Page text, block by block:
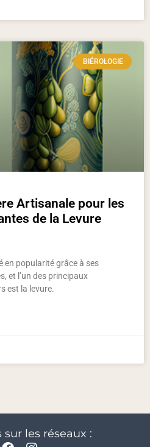
BIÉROLOGIE
Artisanale pour les
de la Levure
en popularité grâce à ses
et l’un des principaux
est la levure.
sur les réseaux :